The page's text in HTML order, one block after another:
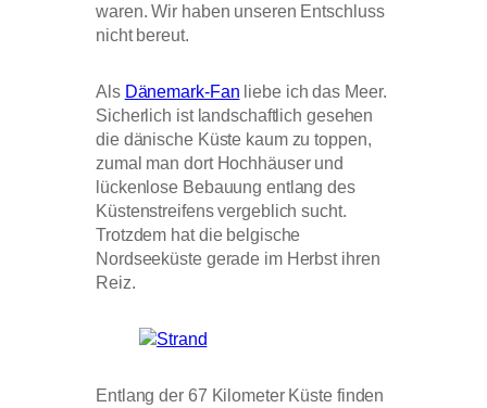
waren. Wir haben unseren Entschluss
nicht bereut.
Als Dänemark-Fan liebe ich das Meer.
Sicherlich ist landschaftlich gesehen
die dänische Küste kaum zu toppen,
zumal man dort Hochhäuser und
lückenlose Bebauung entlang des
Küstenstreifens vergeblich sucht.
Trotzdem hat die belgische
Nordseeküste gerade im Herbst ihren
Reiz.
Entlang der 67 Kilometer Küste finden